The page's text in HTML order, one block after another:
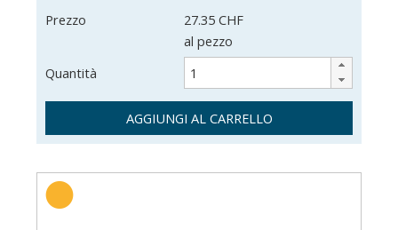
Prezzo
27.35 CHF
al pezzo
Quantità
AGGIUNGI AL CARRELLO